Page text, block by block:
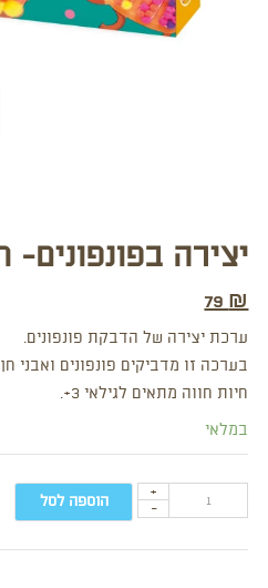
יצירה בפונפונים-
79 ₪
ערכת יצירה של הדבקת פונפונים.
חיות חווה מתאים לגילאי 3+.
במלאי
-
+ הוספה לסל